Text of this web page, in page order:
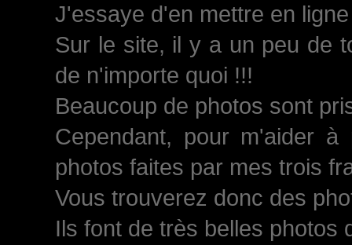
J'essaye d'en mettre en
Sur le site, il y a un peu de
de n'importe quoi !!!
Beaucoup de photos sont
Cependant, pour m'aider
photos faites par mes trois
Vous trouverez donc des
Ils font de très belles photos